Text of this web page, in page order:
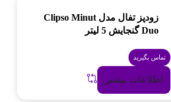
زودپز تفال مدل Clipso Minut
Duo گنجایش 5 لیتر
تماس بگیرید
اطلاعات بیشتر